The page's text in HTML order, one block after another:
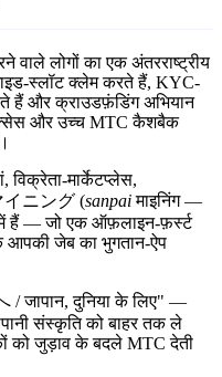
वाले लोगों का एक अंतरराष्ट्रीय
स्लॉट क्लेम करते हैं, KYC-
हैं और क्राउडफ़ंडिंग अभियान
और उच्च MTC कैशबैक
विक्रेता-मार्केटप्लेस,
イニング (sanpaiमाइनिंग —
में हैं — जो एक ऑफ़लाइन-फ़र्स्ट
आपकी जेब का भुगतान-ऐप
/ जापान, दुनिया के लिए" —
संस्कृति को बाहर तक ले
को जुड़ाव के बदले MTC देती